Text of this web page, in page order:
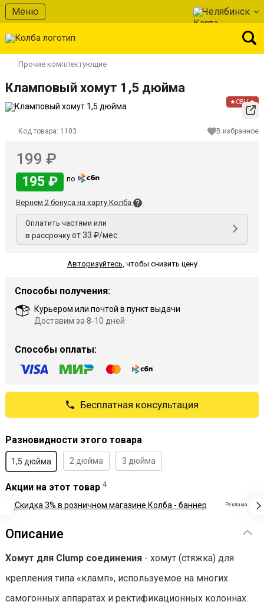
Меню Челябинск
Прочие комплектующие
Кламповый хомут 1,5 дюйма
★СВЦ★
Код товара: 1103 В избранное
199 ₽
195 ₽ по
Вернем 2 бонуса на карту Колба
Оплатить частями или
в рассрочку от 33 ₽/мес
Авторизуйтесь, чтобы снизить цену
Способы получения:
Курьером или почтой в пункт выдачи
Доставим за 8-10 дней
Способы оплаты:
Бесплатная консультация
Разновидности этого товара
1,5 дюйма 2 дюйма 3 дюйма
Акции на этот товар 4
Реклама
Описание
Хомут для Clump соединения - хомут (стяжка) для
крепления типа «кламп», используемое на многих
самогонных аппаратах и ректификационных колоннах.